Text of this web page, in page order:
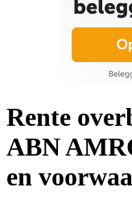
Rente
ABN
en